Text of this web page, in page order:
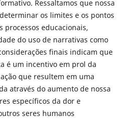
Ressaltamos que nossa
os limites e os pontos
processos educacionais,
do uso de narrativas como
finais indicam que
é um incentivo em prol da
que resultem em uma
através do aumento de nossa
específicos da dor e
seres humanos